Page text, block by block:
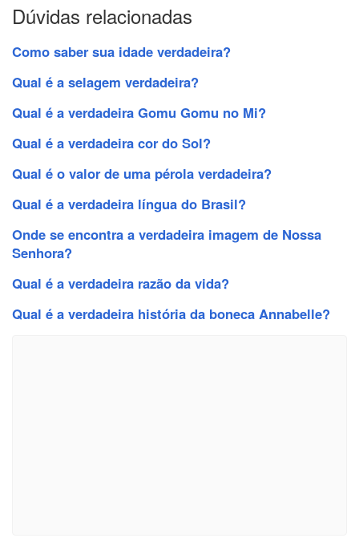
Dúvidas relacionadas
Como saber sua idade verdadeira?
Qual é a selagem verdadeira?
Qual é a verdadeira Gomu Gomu no Mi?
Qual é a verdadeira cor do Sol?
Qual é o valor de uma pérola verdadeira?
Qual é a verdadeira língua do Brasil?
Onde se encontra a verdadeira imagem de Nossa
Senhora?
Qual é a verdadeira razão da vida?
Qual é a verdadeira história da boneca Annabelle?